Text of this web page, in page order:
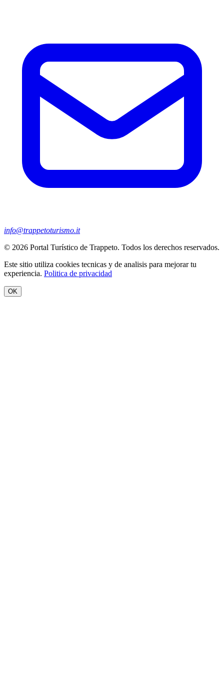
info@trappetoturismo.it
© 2026 Portal Turístico de Trappeto. Todos los derechos reservados.
Este sitio utiliza cookies tecnicas y de analisis para mejorar tu
experiencia. Politica de privacidad
OK